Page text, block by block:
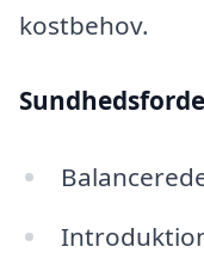
kostbehov.